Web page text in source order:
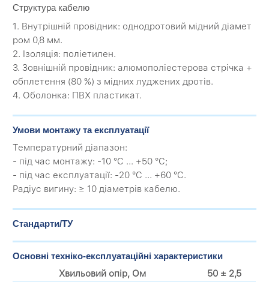
Структура кабелю
1. Внутрішній провідник: однодротовий мідний діамет
ром 0,8 мм.
2. Ізоляція: поліетилен.
3. Зовнішній провідник: алюмополіестерова стрічка +
обплетення (80 %) з мідних луджених дротів.
4. Оболонка: ПВХ пластикат.
Умови монтажу та експлуатації
Температурний діапазон:
- під час монтажу: -10 °C ... +50 °C;
- під час експлуатації: -20 °C ... +60 °C.
Радіус вигину: ≥ 10 діаметрів кабелю.
Стандарти/ТУ
Основні техніко-експлуатаційні характеристики
Хвильовий опір, Ом
50 ± 2,5